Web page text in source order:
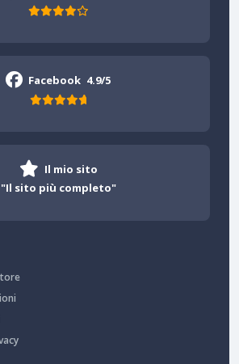
Facebook 4.9/5
Il mio sito
"Il sito più completo"